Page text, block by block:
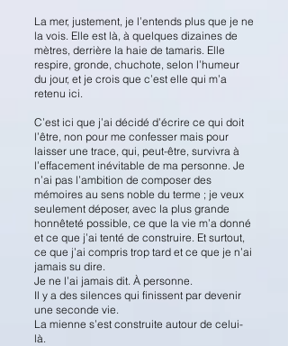
La mer, justement, je l’entends plus que je ne
la vois. Elle est là, à quelques dizaines de
mètres, derrière la haie de tamaris. Elle
respire, gronde, chuchote, selon l’humeur
du jour, et je crois que c’est elle qui m’a
retenu ici.
C’est ici que j’ai décidé d’écrire ce qui doit
l’être, non pour me confesser mais pour
laisser une trace, qui, peut-être, survivra à
l’effacement inévitable de ma personne. Je
n’ai pas l’ambition de composer des
mémoires au sens noble du terme ; je veux
seulement déposer, avec la plus grande
honnêteté possible, ce que la vie m’a donné
et ce que j’ai tenté de construire. Et surtout,
ce que j’ai compris trop tard et ce que je n’ai
jamais su dire.
Je ne l’ai jamais dit. À personne.
Il y a des silences qui finissent par devenir
une seconde vie.
La mienne s’est construite autour de celui-
là.